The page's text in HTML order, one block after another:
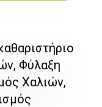
Φύλαξη
Χαλιών,